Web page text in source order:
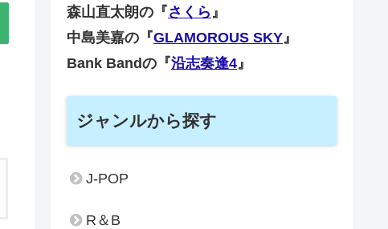
森山直太朗の『さくら 』
中島美嘉の『GLAMOROUS SKY 』
Bank Bandの『沿志奏逢4 』
ジャンルから探す
J-POP
R＆B